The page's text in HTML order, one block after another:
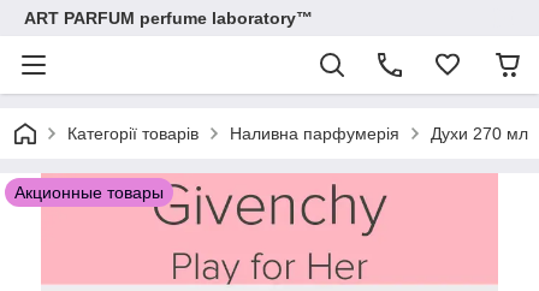
ART PARFUM perfume laboratory™
Категорії товарів Наливна парфумерія Духи 270 мл
Акционные товары